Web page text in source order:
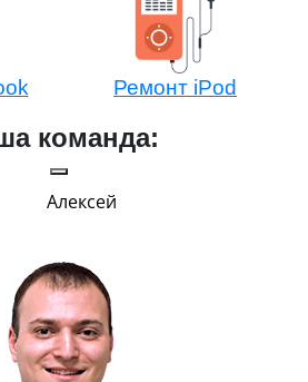
Ремонт iPod
команда:
Алексей